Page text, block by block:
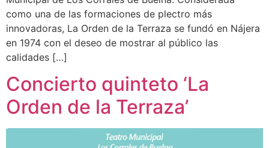
como una de las formaciones de plectro más
innovadoras, La Orden de la Terraza se fundó en Nájera
en 1974 con el deseo de mostrar al público las
calidades […]
Concierto quinteto ‘La
Orden de la Terraza’